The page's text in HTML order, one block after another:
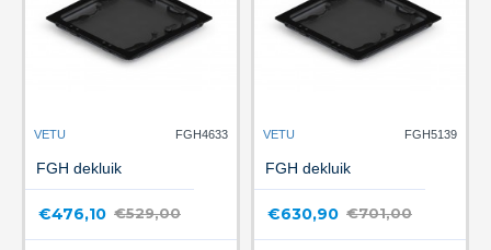
VETU FGH4633
FGH dekluik
€476,10 €529,00
VETU FGH5139
FGH dekluik
€630,90 €701,00